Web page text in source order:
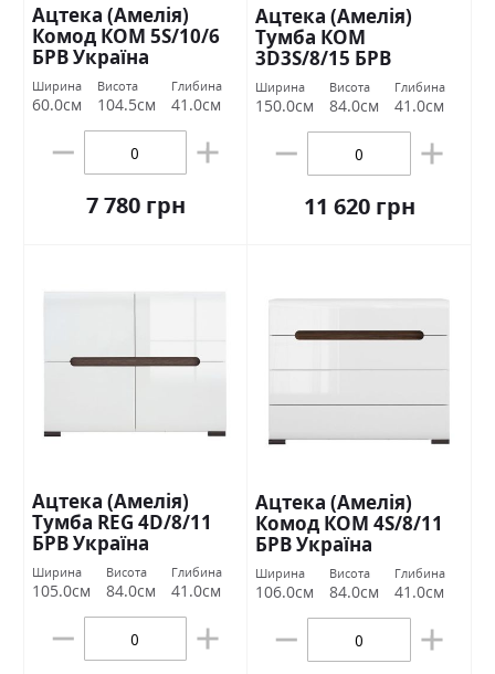
Ацтека (Амелія)
Комод КОМ 5S/10/6
БРВ Україна
Ширина
60.0см
Висота
104.5см
Глибина
41.0см
7 780 грн
Ацтека (Амелія)
Тумба КОМ
3D3S/8/15 БРВ
Україна
Ширина
150.0см
Висота
84.0см
Глибина
41.0см
11 620 грн
Ацтека (Амелія)
Тумба REG 4D/8/11
БРВ Україна
Ширина
105.0см
Висота
84.0см
Глибина
41.0см
Ацтека (Амелія)
Комод КОМ 4S/8/11
БРВ Україна
Ширина
106.0см
Висота
84.0см
Глибина
41.0см